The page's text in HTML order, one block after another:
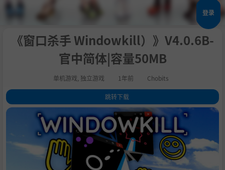
登录
《窗口杀手 Windowkill）》V4.0.6B-
官中简体|容量50MB
单机游戏 独立游戏 1年前 Chobits
跳转下载
1.关于这款游戏
游戏特色
多人游戏
.解锁物品、统计数据、还有更多